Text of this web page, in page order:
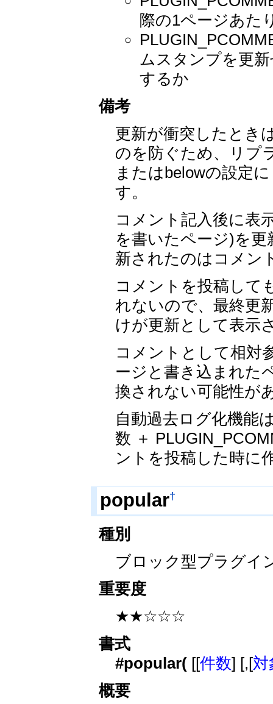
際の1ページあた
ムスタンプを更
するか
備考
更新が衝突したとき
のを防ぐため、リプ
またはbelowの設定
す。
コメント記入後に表
を書いたページ)を
新されたのはコメン
コメントを投稿して
れないので、最終更
けが更新として表示
コメントとして相対
ージと書き込まれた
換されない可能性が
自動過去ログ化機能
数 ＋
ントを投稿した時に
popular†
種別
ブロック型プラグイ
重要度
★★☆☆☆
書式
#popular( [[件数] [,[対
概要